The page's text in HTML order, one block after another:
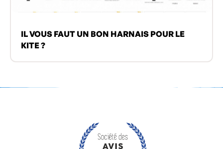
IL VOUS FAUT UN BON HARNAIS POUR LE
KITE ?